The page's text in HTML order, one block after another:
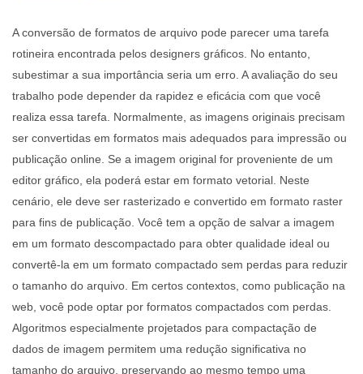
A conversão de formatos de arquivo pode parecer uma tarefa
rotineira encontrada pelos designers gráficos. No entanto,
subestimar a sua importância seria um erro. A avaliação do seu
trabalho pode depender da rapidez e eficácia com que você
realiza essa tarefa. Normalmente, as imagens originais precisam
ser convertidas em formatos mais adequados para impressão ou
publicação online. Se a imagem original for proveniente de um
editor gráfico, ela poderá estar em formato vetorial. Neste
cenário, ele deve ser rasterizado e convertido em formato raster
para fins de publicação. Você tem a opção de salvar a imagem
em um formato descompactado para obter qualidade ideal ou
convertê-la em um formato compactado sem perdas para reduzir
o tamanho do arquivo. Em certos contextos, como publicação na
web, você pode optar por formatos compactados com perdas.
Algoritmos especialmente projetados para compactação de
dados de imagem permitem uma redução significativa no
tamanho do arquivo, preservando ao mesmo tempo uma